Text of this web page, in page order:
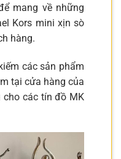
mang về những
Kors mini xịn sò
hàng.
các sản phẩm
tại cửa hàng của
cho các tín đồ MK